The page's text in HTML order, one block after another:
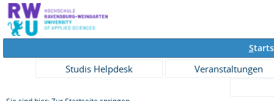
S
Studis Helpdesk
Veranstaltungen